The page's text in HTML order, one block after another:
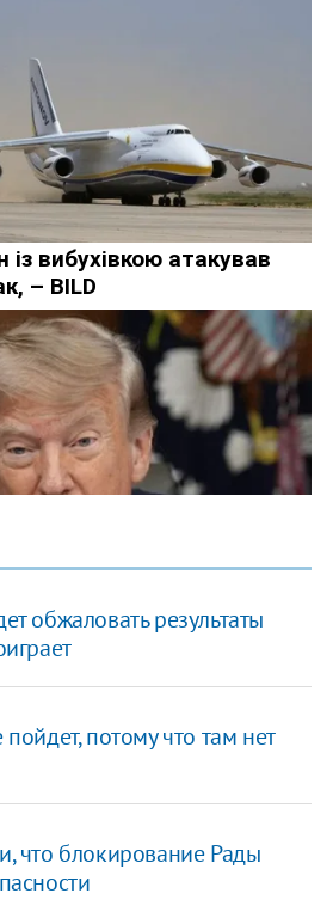
обжаловать результаты
потому что там нет
что блокирование Рады